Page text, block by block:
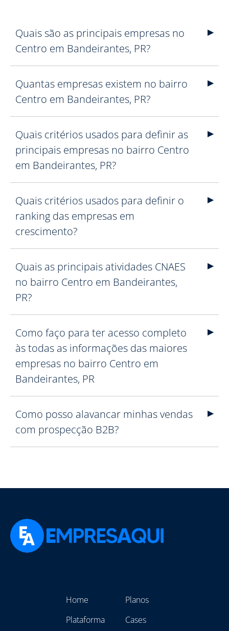
Quais são as principais empresas no
Centro em Bandeirantes, PR?
Quantas empresas existem no bairro
Centro em Bandeirantes, PR?
Quais critérios usados para definir as
principais empresas no bairro Centro
em Bandeirantes, PR?
Quais critérios usados para definir o
ranking das empresas em
crescimento?
Quais as principais atividades CNAES
no bairro Centro em Bandeirantes,
PR?
Como faço para ter acesso completo
às todas as informações das maiores
empresas no bairro Centro em
Bandeirantes, PR
Como posso alavancar minhas vendas
com prospecção B2B?
Home
Plataforma
Planos
Cases